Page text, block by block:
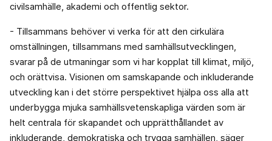
civilsamhälle, akademi och offentlig sektor.
- Tillsammans behöver vi verka för att den cirkulära
omställningen, tillsammans med samhällsutvecklingen,
svarar på de utmaningar som vi har kopplat till klimat, miljö,
och orättvisa. Visionen om samskapande och inkluderande
utveckling kan i det större perspektivet hjälpa oss alla att
underbygga mjuka samhällsvetenskapliga värden som är
helt centrala för skapandet och upprätthållandet av
inkluderande, demokratiska och trygga samhällen, säger